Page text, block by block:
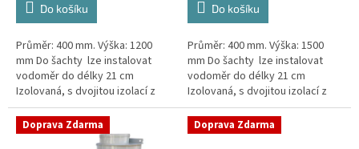
hvězdiček.
Do košíku
Průměr: 400 mm. Výška: 1200
mm Do šachty lze instalovat
vodoměr do délky 21 cm
Izolovaná, s dvojitou izolací z
tvrzeného
polystyrenuSamonosná
vodoměrná šachta DN400 -...
hvězdiček.
Do košíku
Průměr: 400 mm. Výška: 1500
mm Do šachty lze instalovat
vodoměr do délky 21 cm
Izolovaná, s dvojitou izolací z
tvrzeného
polystyrenuSamonosná
vodoměrná šachta DN400 -...
Doprava Zdarma Doprava Zdarma